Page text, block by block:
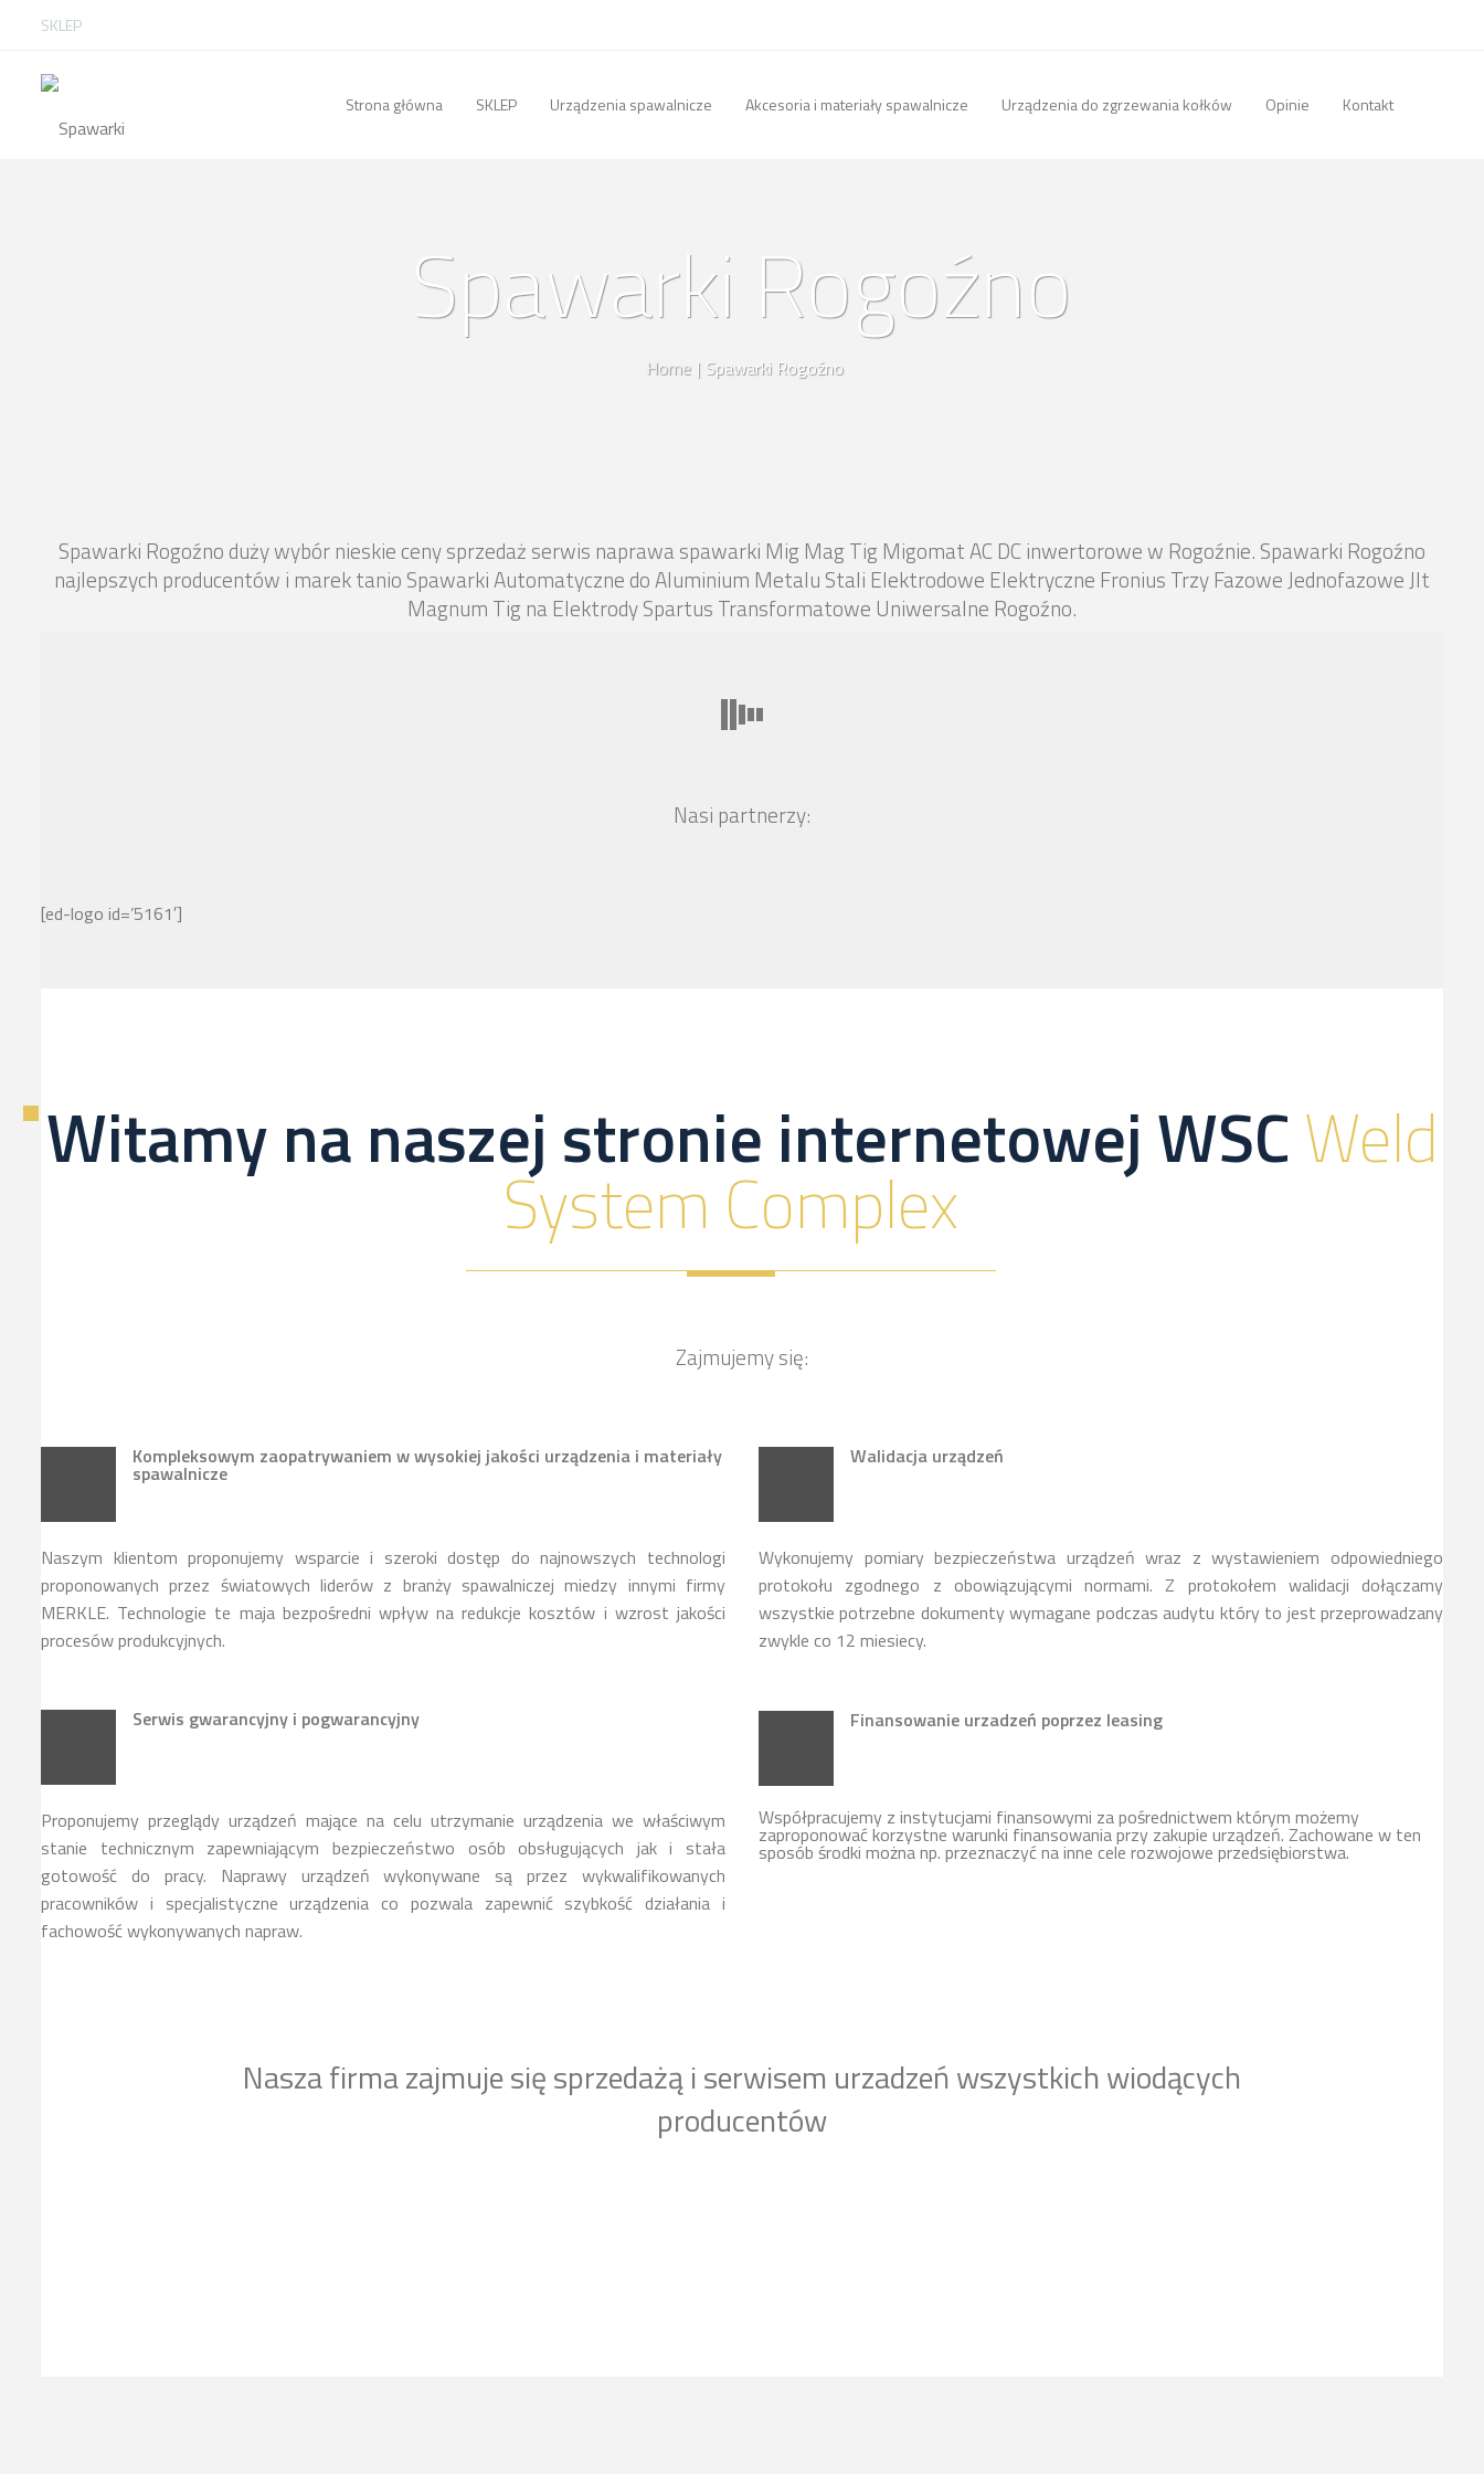
SKLEP
Strona główna SKLEP Urządzenia spawalnicze Akcesoria i materiały spawalnicze Urządzenia do zgrzewania kołków Opinie Kontakt
Spawarki Rogoźno
Home | Spawarki Rogoźno
Spawarki Rogoźno duży wybór nieskie ceny sprzedaż serwis naprawa spawarki Mig Mag Tig Migomat AC DC inwertorowe w Rogoźnie. Spawarki Rogoźno
najlepszych producentów i marek tanio Spawarki Automatyczne do Aluminium Metalu Stali Elektrodowe Elektryczne Fronius Trzy Fazowe Jednofazowe Jlt
Magnum Tig na Elektrody Spartus Transformatowe Uniwersalne Rogoźno.
Nasi partnerzy:
[ed-logo id=’5161′]
Witamy na naszej stronie internetowej WSCWeld
System Complex
Zajmujemy się:
Kompleksowym zaopatrywaniem w wysokiej jakości urządzenia i materiały
spawalnicze
Naszym klientom proponujemy wsparcie i szeroki dostęp do najnowszych technologi
proponowanych przez światowych liderów z branży spawalniczej miedzy innymi firmy
MERKLE. Technologie te maja bezpośredni wpływ na redukcje kosztów i wzrost jakości
procesów produkcyjnych.
Serwis gwarancyjny i pogwarancyjny
Proponujemy przeglądy urządzeń mające na celu utrzymanie urządzenia we właściwym
stanie technicznym zapewniającym bezpieczeństwo osób obsługujących jak i stała
gotowość do pracy. Naprawy urządzeń wykonywane są przez wykwalifikowanych
pracowników i specjalistyczne urządzenia co pozwala zapewnić szybkość działania i
fachowość wykonywanych napraw.
Walidacja urządzeń
Wykonujemy pomiary bezpieczeństwa urządzeń wraz z wystawieniem odpowiedniego
protokołu zgodnego z obowiązującymi normami. Z protokołem walidacji dołączamy
wszystkie potrzebne dokumenty wymagane podczas audytu który to jest przeprowadzany
zwykle co 12 miesiecy.
Finansowanie urzadzeń poprzez leasing
Współpracujemy z instytucjami finansowymi za pośrednictwem którym możemy
zaproponować korzystne warunki finansowania przy zakupie urządzeń. Zachowane w ten
sposób środki można np. przeznaczyć na inne cele rozwojowe przedsiębiorstwa.
Nasza firma zajmuje się sprzedażą i serwisem urzadzeń wszystkich wiodących
producentów